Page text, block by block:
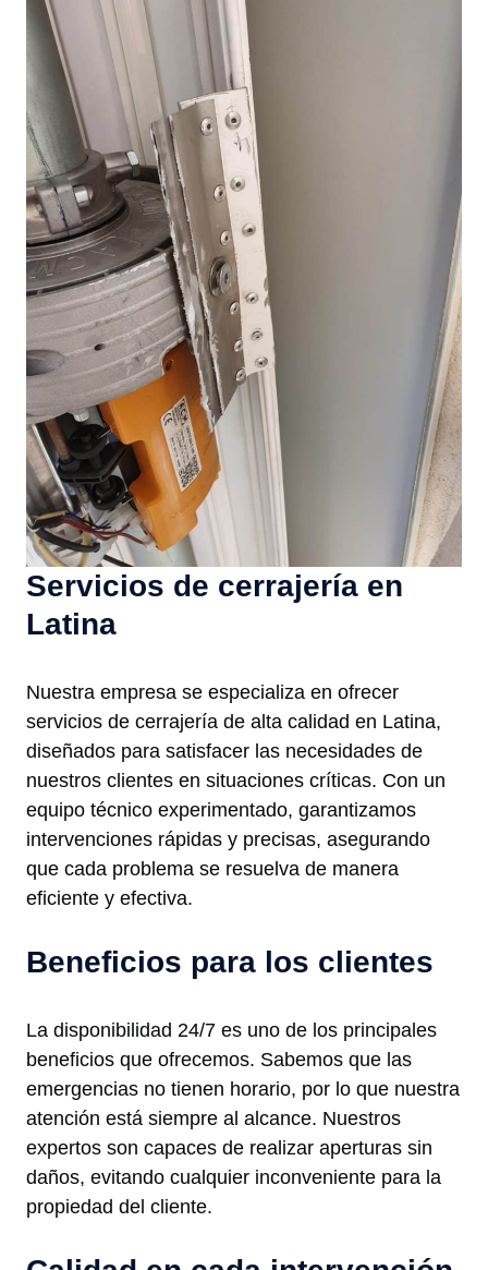
Servicios de cerrajería en
Latina
Nuestra empresa se especializa en ofrecer
servicios de cerrajería de alta calidad en Latina,
diseñados para satisfacer las necesidades de
nuestros clientes en situaciones críticas. Con un
equipo técnico experimentado, garantizamos
intervenciones rápidas y precisas, asegurando
que cada problema se resuelva de manera
eficiente y efectiva.
Beneficios para los clientes
La disponibilidad 24/7 es uno de los principales
beneficios que ofrecemos. Sabemos que las
emergencias no tienen horario, por lo que nuestra
atención está siempre al alcance. Nuestros
expertos son capaces de realizar aperturas sin
daños, evitando cualquier inconveniente para la
propiedad del cliente.